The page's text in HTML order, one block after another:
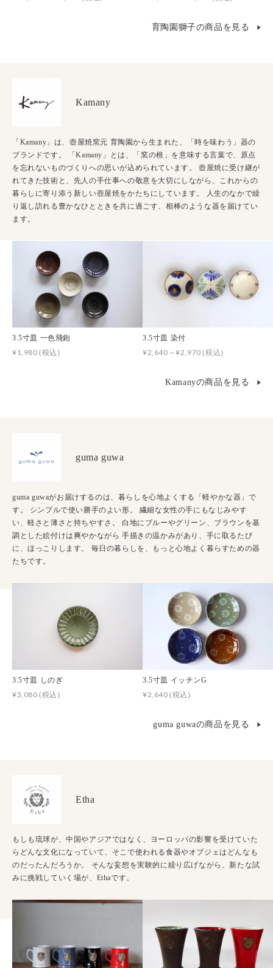
育陶園獅子の商品を見る
Kamany
「Kamany」は、壺屋焼窯元 育陶園から生まれた、「時を味わう」器の
ブランドです。 「Kamany」とは、「窯の根」を意味する言葉で、原点
を忘れないものづくりへの思いが込められています。 壺屋焼に受け継が
れてきた技術と、先人の手仕事への敬意を大切にしながら、これからの
暮らしに寄り添う新しい壺屋焼をかたちにしています。 人生のなかで繰
り返し訪れる豊かなひとときを共に過ごす、相棒のような器を届けてい
ます。
3.5寸皿 一色飛鉋
¥1,980(税込)
3.5寸皿 染付
¥2,640～¥2,970(税込)
Kamanyの商品を見る
guma guwa
guma guwaがお届けするのは、暮らしを心地よくする「軽やかな器」で
す。 シンプルで使い勝手のよい形。 繊細な女性の手にもなじみやす
い、軽さと薄さと持ちやすさ。 白地にブルーやグリーン、ブラウンを基
調とした絵付けは爽やかながら 手描きの温かみがあり、手に取るたび
に、ほっこりします。 毎日の暮らしを、もっと心地よく暮らすための器
たちです。
3.5寸皿 しのぎ
¥3,080(税込)
3.5寸皿 イッチンG
¥2,640(税込)
guma guwaの商品を見る
Etha
もしも琉球が、中国やアジアではなく、ヨーロッパの影響を受けていた
らどんな文化になっていて、そこで使われる食器やオブジェはどんなも
のだったんだろうか。 そんな妄想を実験的に繰り広げながら、新たな試
みに挑戦していく場が、Ethaです。